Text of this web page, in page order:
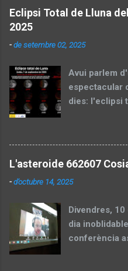
Eclipsi Total de Lluna
2025
-de setembre 02, 2025
Avui parlem
espectacular
dies: l'eclipsi
també
una
nocturn i
contingut en
explicacions
que
d'imatges
L'asteroide 662607
-d’octubre 14, 2025
Divendres,
dia
conferència
l'astrònom